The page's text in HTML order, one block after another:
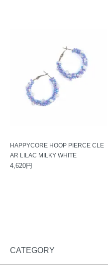
HAPPYCORE HOOP PIERCE CLE
AR LILAC MILKY WHITE
4,620円
CATEGORY